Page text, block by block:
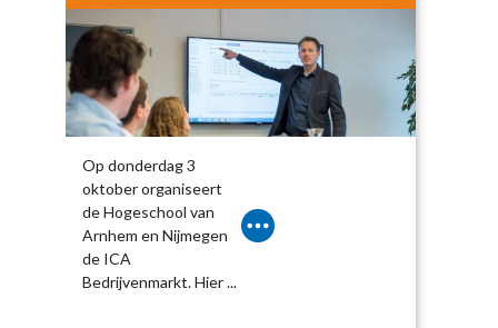
Op donderdag 3
oktober organiseert
de Hogeschool van
Arnhem en Nijmegen
de ICA
Bedrijvenmarkt. Hier ...